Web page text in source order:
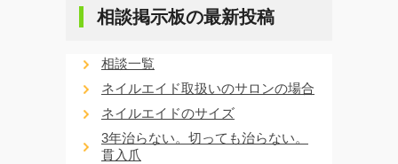
相談掲示板の最新投稿
相談一覧
ネイルエイド取扱いのサロンの場合
ネイルエイドのサイズ
3年治らない。切っても治らない。
貫入爪